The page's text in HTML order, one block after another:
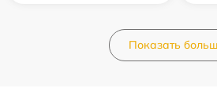
Показать